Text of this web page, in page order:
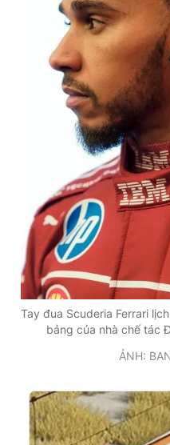
Tay đua Scuderia Ferrari
bảng của nhà chế tác
ẢNH: